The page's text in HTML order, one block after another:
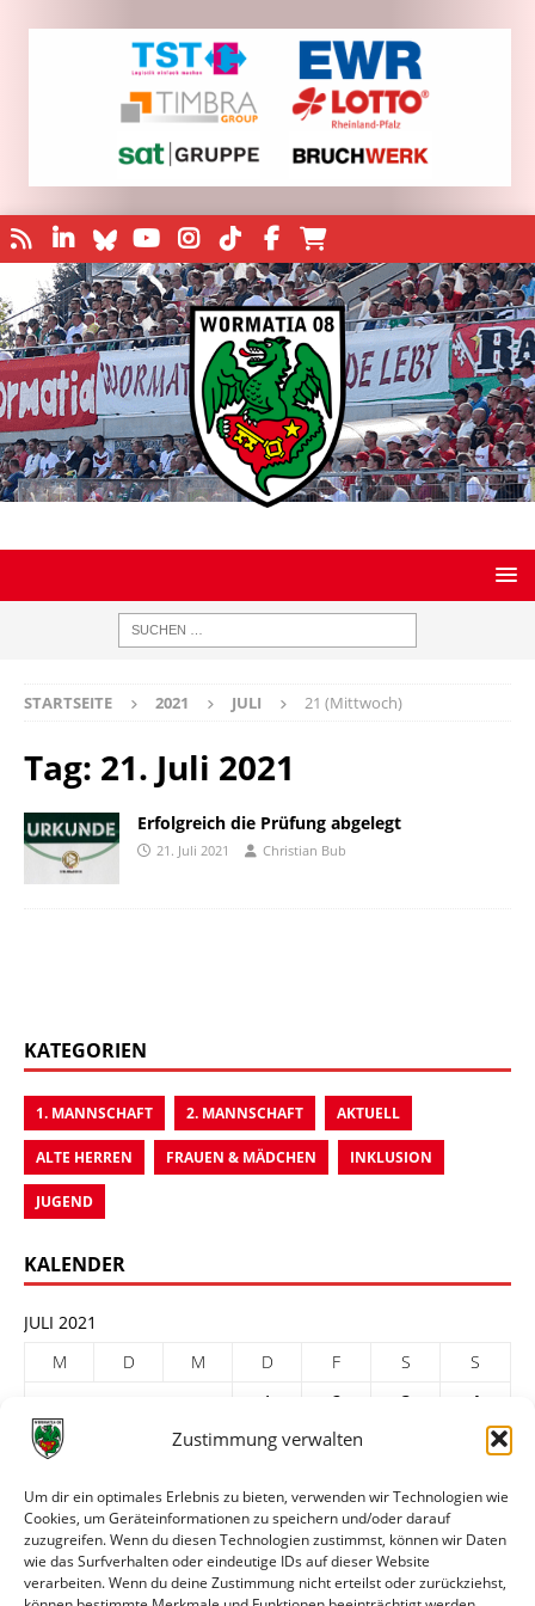
Zustimmung verwalten
Um dir ein optimales Erlebnis zu bieten, verwenden wir Technologien wie
Cookies, um Geräteinformationen zu speichern und/oder darauf
zuzugreifen. Wenn du diesen Technologien zustimmst, können wir Daten
wie das Surfverhalten oder eindeutige IDs auf dieser Website
verarbeiten. Wenn du deine Zustimmung nicht erteilst oder zurückziehst,
STARTSEITE 2021 JULI 21 (Mittwoch)
Tag: 21. Juli 2021
Erfolgreich die Prüfung abgelegt
21. Juli 2021 Christian Bub
KATEGORIEN
1. MANNSCHAFT 2. MANNSCHAFT AKTUELL
ALTE HERREN FRAUEN & MÄDCHEN INKLUSION
JUGEND
KALENDER
JULI 2021
M
D M D F S
S
1
2 3
4
5
7 8 9
19
20 21 22 23 24
26
27 28 29 30
31
« Juni
Aug. »